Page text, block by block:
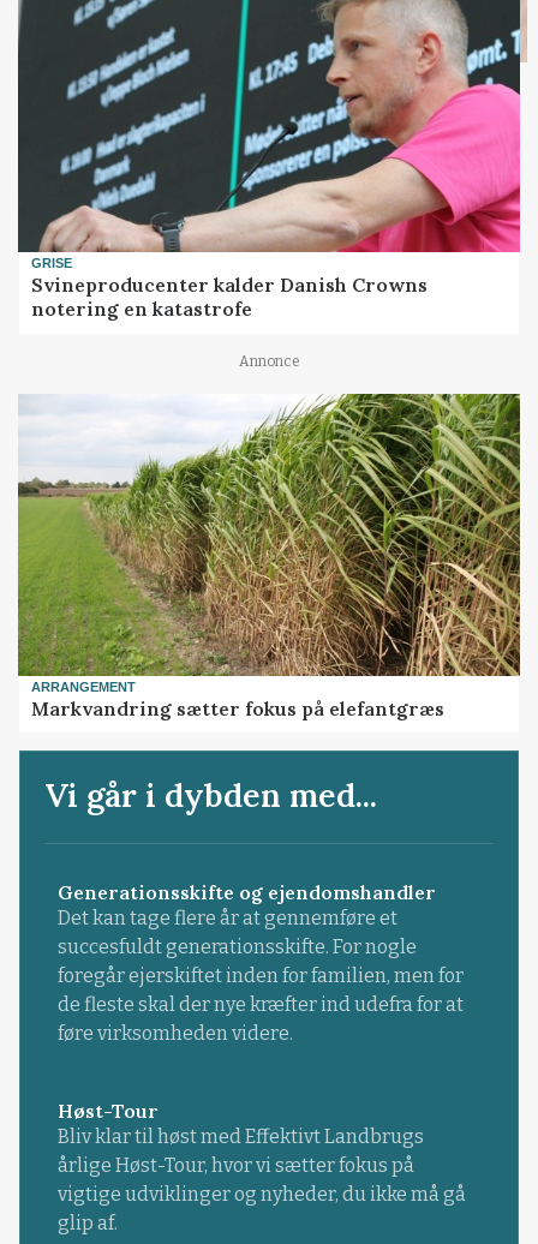
GRISE
Svineproducenter kalder Danish Crowns
notering en katastrofe
Annonce
ARRANGEMENT
Markvandring sætter fokus på elefantgræs
Vi går i dybden med...
Generationsskifte og ejendomshandler
Det kan tage flere år at gennemføre et
succesfuldt generationsskifte. For nogle
foregår ejerskiftet inden for familien, men for
de fleste skal der nye kræfter ind udefra for at
føre virksomheden videre.
Høst-Tour
Bliv klar til høst med Effektivt Landbrugs
årlige Høst-Tour, hvor vi sætter fokus på
vigtige udviklinger og nyheder, du ikke må gå
glip af.